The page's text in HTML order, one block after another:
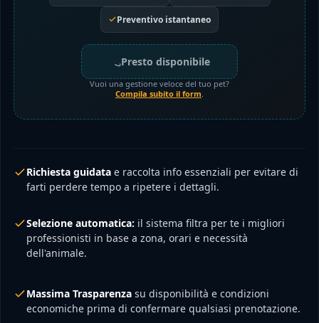
Preventivo istantaneo
Presto disponibile
Vuoi una gestione veloce del tuo pet?
Compila subito il form
Richiesta guidata e raccolta info essenziali per evitare di
farti perdere tempo a ripetere i dettagli.
Selezione automatica: il sistema filtra per te i migliori
professionisti in base a zona, orari e necessità
dell'animale.
Massima Trasparenza su disponibilità e condizioni
economiche prima di confermare qualsiasi prenotazione.